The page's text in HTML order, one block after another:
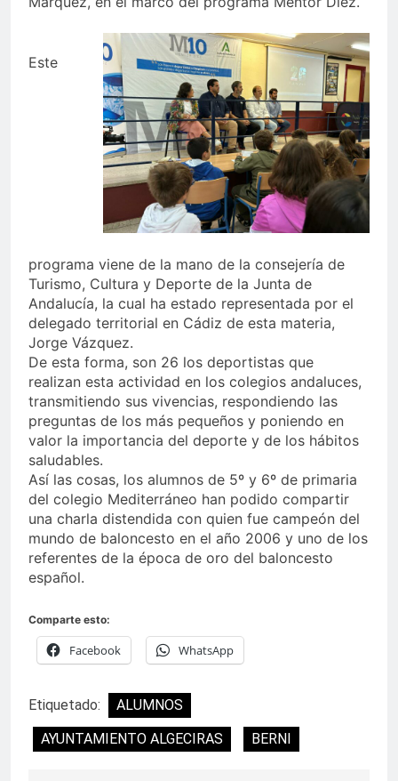
Este
programa viene de la mano de la consejería de
Turismo, Cultura y Deporte de la Junta de
Andalucía, la cual ha estado representada por el
delegado territorial en Cádiz de esta materia,
Jorge Vázquez.
De esta forma, son 26 los deportistas que
realizan esta actividad en los colegios andaluces,
transmitiendo sus vivencias, respondiendo las
preguntas de los más pequeños y poniendo en
valor la importancia del deporte y de los hábitos
saludables.
Así las cosas, los alumnos de 5º y 6º de primaria
del colegio Mediterráneo han podido compartir
una charla distendida con quien fue campeón del
mundo de baloncesto en el año 2006 y uno de los
referentes de la época de oro del baloncesto
español.
Comparte esto:
Facebook WhatsApp
Etiquetado:
ALUMNOS
AYUNTAMIENTO ALGECIRAS
BERNI